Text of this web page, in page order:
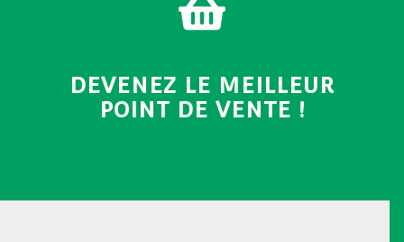
DEVENEZ LE MEILLEUR
POINT DE VENTE !